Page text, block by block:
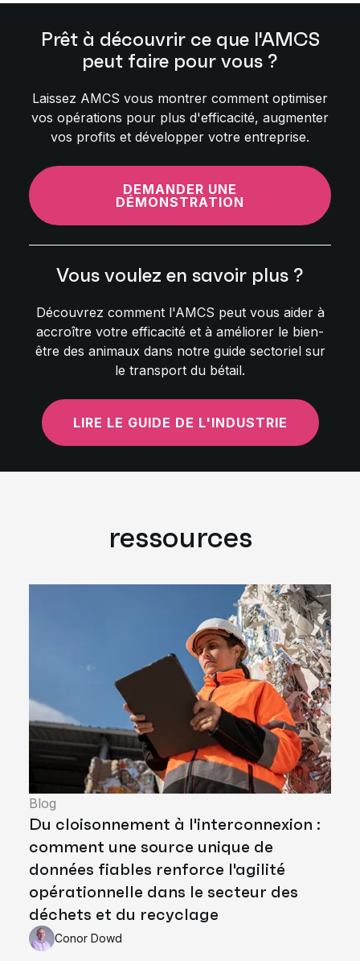
Prêt à découvrir ce que l'AMCS
peut faire pour vous ?
Laissez AMCS vous montrer comment optimiser
vos opérations pour plus d'efficacité, augmenter
vos profits et développer votre entreprise.
DEMANDER UNE
DÉMONSTRATION
Vous voulez en savoir plus ?
Découvrez comment l'AMCS peut vous aider à
accroître votre efficacité et à améliorer le bien-
être des animaux dans notre guide sectoriel sur
le transport du bétail.
LIRE LE GUIDE DE L'INDUSTRIE
ressources
Blog
Du cloisonnement à l'interconnexion :
comment une source unique de
données fiables renforce l'agilité
opérationnelle dans le secteur des
déchets et du recyclage
Conor Dowd